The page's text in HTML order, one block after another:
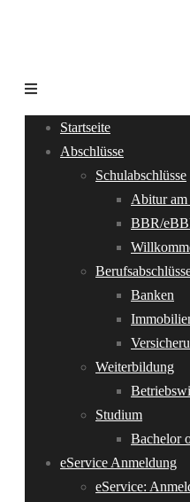
Startseite
Abschlüsse
Schulabschlüsse
Abitur
BBR/
Banken
Weiterbildung
Studium
Bachelor
eService Anmeldung
eService: